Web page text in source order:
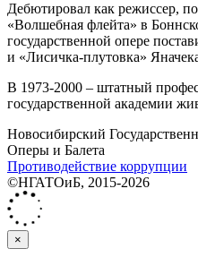
Дебютировал как режиссер,
«Волшебная флейта» в
государственной опере
и «Лисичка-плутовка»
В 1973-2000 – штатный
государственной академии
Новосибирский
Оперы и Балета
Противодействие коррупции
©НГАТОиБ, 2015-2026
×